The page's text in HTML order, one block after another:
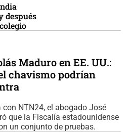
después
Maduro en EE. UU.:
chavismo podrían
NTN24, el abogado José
que la Fiscalía estadounidense
un conjunto de pruebas.